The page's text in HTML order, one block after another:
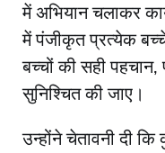
में अभियान चलाकर
में पंजीकृत प्रत्येक
बच्चों की सही पहचान,
सुनिश्चित की जाए।
उन्होंने चेतावनी दी